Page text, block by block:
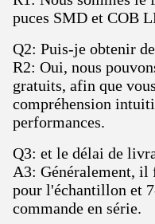
puces SMD et COB
Q2: Puis-je obtenir
R2: Oui, nous
gratuits, afin que
compréhension
performances.
Q3: et le délai de
A3: Généralement, il
pour l'échantillon et
commande en série.